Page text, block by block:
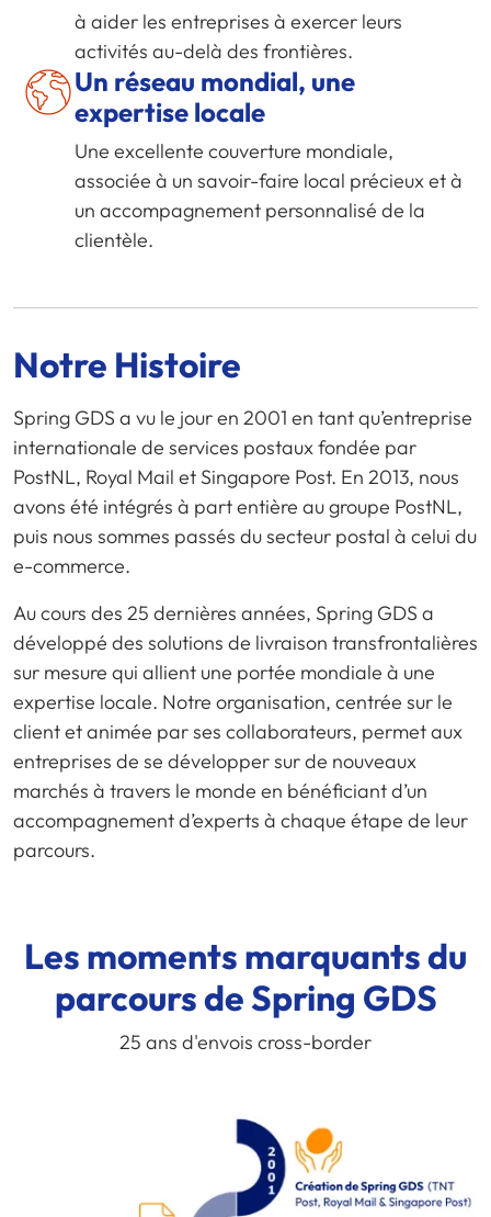
à aider les entreprises à exercer leurs
activités au-delà des frontières.
Un réseau mondial, une
expertise locale
Une excellente couverture mondiale,
associée à un savoir-faire local précieux et à
un accompagnement personnalisé de la
clientèle.
Notre Histoire
Spring GDS a vu le jour en 2001 en tant qu’entreprise
internationale de services postaux fondée par
PostNL, Royal Mail et Singapore Post. En 2013, nous
avons été intégrés à part entière au groupe PostNL,
puis nous sommes passés du secteur postal à celui du
e-commerce.
Au cours des 25 dernières années, Spring GDS a
développé des solutions de livraison transfrontalières
sur mesure qui allient une portée mondiale à une
expertise locale. Notre organisation, centrée sur le
client et animée par ses collaborateurs, permet aux
entreprises de se développer sur de nouveaux
marchés à travers le monde en bénéficiant d’un
accompagnement d’experts à chaque étape de leur
parcours.
Les moments marquants du
parcours de Spring GDS
25 ans d'envois cross-border